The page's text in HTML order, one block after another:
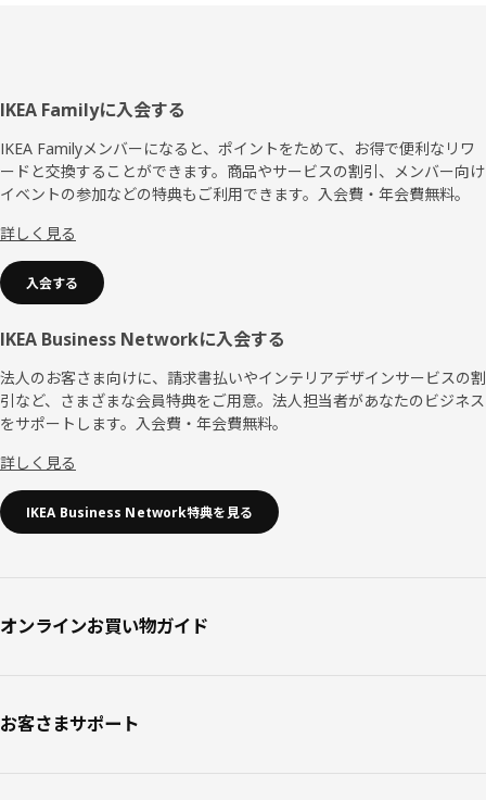
フ
ッ
タ
IKEA Familyに入会する
IKEA Familyメンバーになると、ポイントをためて、お得で便利なリワ
ードと交換することができます。商品やサービスの割引、メンバー向け
イベントの参加などの特典もご利用できます。入会費・年会費無料。
詳しく見る
入会する
IKEA Business Networkに入会する
法人のお客さま向けに、請求書払いやインテリアデザインサービスの割
引など、さまざまな会員特典をご用意。法人担当者があなたのビジネス
をサポートします。入会費・年会費無料。
詳しく見る
IKEA Business Network特典を見る
オンラインお買い物ガイド
お客さまサポート